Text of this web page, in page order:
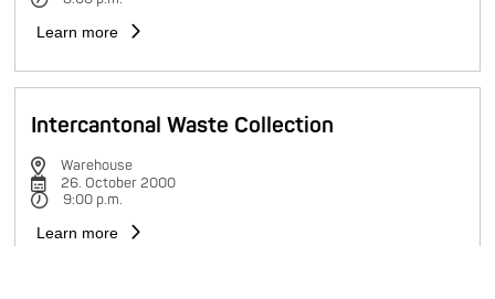
Learn more
Intercantonal Waste Collection
Warehouse
26. October 2000
9:00 p.m.
Learn more